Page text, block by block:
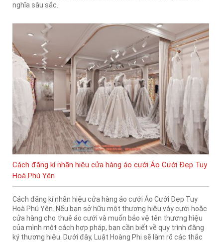
nghĩa sâu sắc.
Cách đăng kí nhãn hiệu cửa hàng áo cưới Áo Cưới Đẹp Tuy
Hoà Phú Yên
Cách đăng kí nhãn hiệu cửa hàng áo cưới Áo Cưới Đẹp Tuy
Hoà Phú Yên. Nếu bạn sở hữu một thương hiệu váy cưới hoặc
cửa hàng cho thuê áo cưới và muốn bảo vệ tên thương hiệu
của mình một cách hợp pháp, bạn cần biết về quy trình đăng
ký thương hiệu. Dưới đây, Luật Hoàng Phi sẽ làm rõ các thắc